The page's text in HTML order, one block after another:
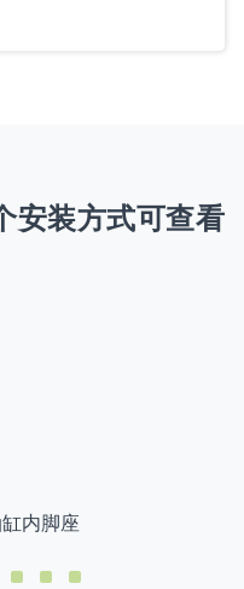
安装方式可查看
内脚座